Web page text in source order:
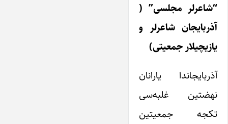
“شاعرلر مجلسی” (
آذربایجان شاعرلر و
یازیچیلار جمعیتی)
آذربایجاندا یارانان
نهضتین غلبه‌سی
تکجه جمعیتین